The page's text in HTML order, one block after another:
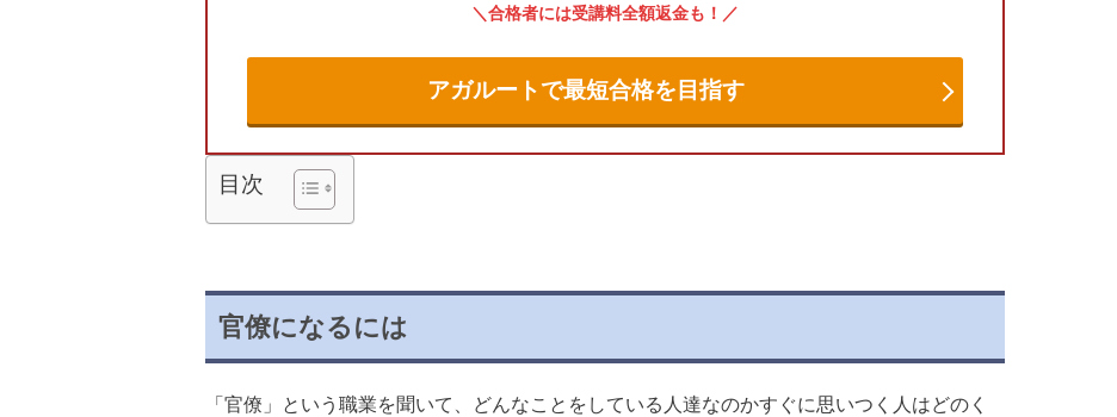
合格者には受講料全額返金も！
アガルートで最短合格を目指す
目次
官僚になるには
「官僚」という職業を聞いて、どんなことをしている人達なのかすぐに思いつく人はどのく